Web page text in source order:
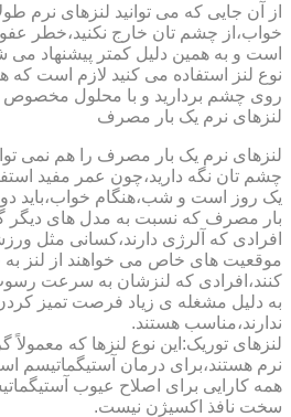
از آن جایی که می توانید لنزهای نرم
خواب،از چشم تان خارج نکنید،خطر
است و به همین دلیل کمتر پیشنهاد می
نوع لنز استفاده می کنید لازم است که
روی چشم بردارید و با محلول مخصوص
لنزهای نرم یک بار مصرف
لنزهای نرم یک بار مصرف را هم نمی
چشم تان نگه دارید،چون عمر مفید
یک روز است و شب،هنگام خواب،باید
بار مصرف که نسبت به مدل های دیگر
افرادی که آلرژی دارند،کسانی مثل
موقعیت های خاص می خواهند از لنز به
کنند،افرادی که لنزشان به سرعت
به دلیل مشغله ی زیاد فرصت تمیز
ندارند،مناسب هستند.
لنزهای توریک:این نوع لنزها که معمولاً
نرم هستند،برای درمان آستیگماتیسم
همه کارایی برای اصلاح عیوب
سخت نافذ اکسیژن نیست.